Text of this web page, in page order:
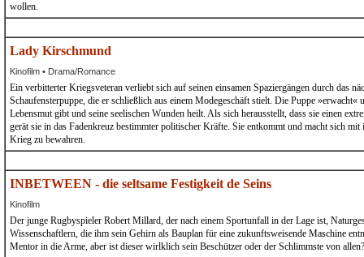
wollen.
Lady Kirschmund
Kinofilm • Drama/Romance
Ein verbitterter Kriegsveteran verliebt sich auf seinen einsamen Spaziergängen durch das
Schaufensterpuppe, die er schließlich aus einem Modegeschäft stielt. Die Puppe »erwacht«
Lebensmut gibt und seine seelischen Wunden heilt. Als sich herausstellt, dass sie einen
gerät sie in das Fadenkreuz bestimmter politischer Kräfte. Sie entkommt und macht sich
Krieg zu bewahren.
INBETWEEN - die seltsame Festigkeit de Seins
Kinofilm
Der junge Rugbyspieler Robert Millard, der nach einem Sportunfall in der Lage ist,
Wissenschaftlern, die ihm sein Gehirn als Bauplan für eine zukunftsweisende Maschine
Mentor in die Arme, aber ist dieser wirlklich sein Beschützer oder der Schlimmste von allen?